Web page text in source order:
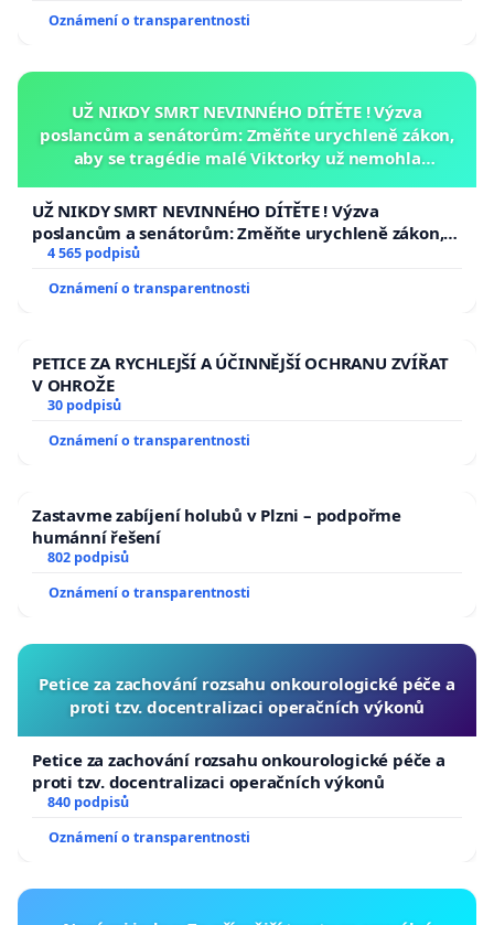
Oznámení o transparentnosti
UŽ NIKDY SMRT NEVINNÉHO DÍTĚTE ! Výzva
poslancům a senátorům: Změňte urychleně zákon,
aby se tragédie malé Viktorky už nemohla
UŽ NIKDY SMRT NEVINNÉHO DÍTĚTE ! Výzva
poslancům a senátorům: Změňte urychleně zákon,
aby se tragédie malé Viktorky už nemohla opakovat!
4 565 podpisů
Oznámení o transparentnosti
PETICE ZA RYCHLEJŠÍ A ÚČINNĚJŠÍ OCHRANU ZVÍŘAT
V OHROŽE
30 podpisů
Oznámení o transparentnosti
Zastavme zabíjení holubů v Plzni – podpořme
humánní řešení
802 podpisů
Oznámení o transparentnosti
Petice za zachování rozsahu onkourologické péče a
proti tzv. docentralizaci operačních výkonů
Petice za zachování rozsahu onkourologické péče a
proti tzv. docentralizaci operačních výkonů
840 podpisů
Oznámení o transparentnosti